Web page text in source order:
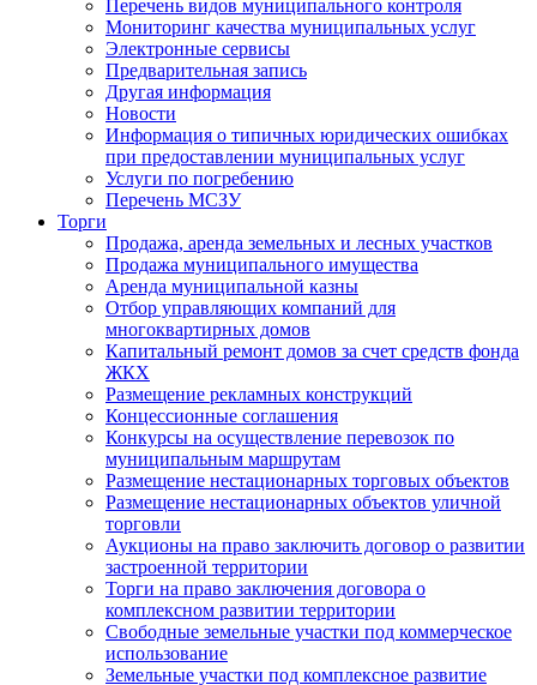
Перечень видов муниципального контроля
Мониторинг качества муниципальных услуг
Электронные сервисы
Предварительная запись
Другая информация
Новости
Информация о типичных юридических ошибках
при предоставлении муниципальных услуг
Услуги по погребению
Перечень МСЗУ
Торги
Продажа, аренда земельных и лесных участков
Продажа муниципального имущества
Аренда муниципальной казны
Отбор управляющих компаний для
многоквартирных домов
Капитальный ремонт домов за счет средств фонда
ЖКХ
Размещение рекламных конструкций
Концессионные соглашения
Конкурсы на осуществление перевозок по
муниципальным маршрутам
Размещение нестационарных торговых объектов
Размещение нестационарных объектов уличной
торговли
Аукционы на право заключить договор о развитии
застроенной территории
Торги на право заключения договора о
комплексном развитии территории
Свободные земельные участки под коммерческое
использование
Земельные участки под комплексное развитие